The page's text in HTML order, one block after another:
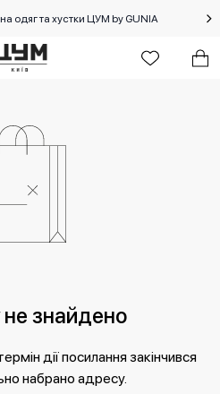
одяг та хустки ЦУМ by GUNIA
не знайдено
дії посилання закінчився
набрано адресу.